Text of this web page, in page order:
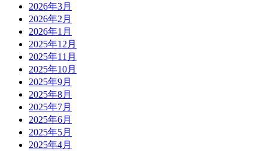
2026年3月
2026年2月
2026年1月
2025年12月
2025年11月
2025年10月
2025年9月
2025年8月
2025年7月
2025年6月
2025年5月
2025年4月